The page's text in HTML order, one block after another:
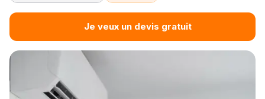
Je veux un devis gratuit